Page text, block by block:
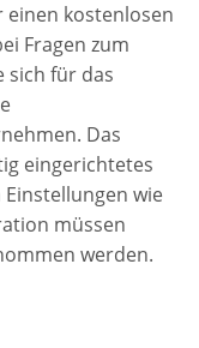
kostenlosen
Fragen zum
sich für das
Das
eingerichtetes
wie
müssen
werden.